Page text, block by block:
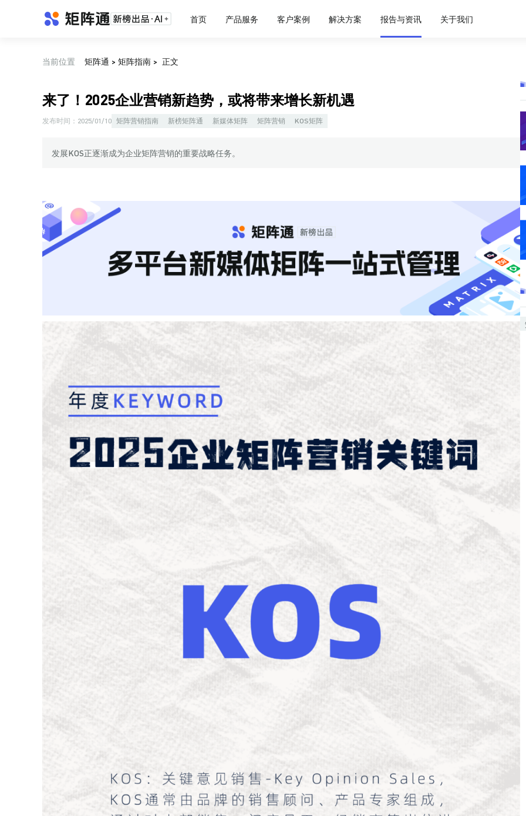
首页 产品服务 客户案例 解决方案 报告与资讯 关于我们
当前位置 矩阵通 > 矩阵指南 > 正文
来了！2025企业营销新趋势，或将带来增长新机遇
发布时间： 2025/01/10 矩阵营销指南 新榜矩阵通 新媒体矩阵 矩阵营销 KOS矩阵
发展KOS正逐渐成为企业矩阵营销的重要战略任务。